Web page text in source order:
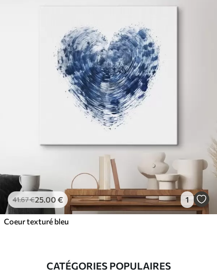
41.67€25.00 € 1
Coeur texturé bleu
CATÉGORIES POPULAIRES